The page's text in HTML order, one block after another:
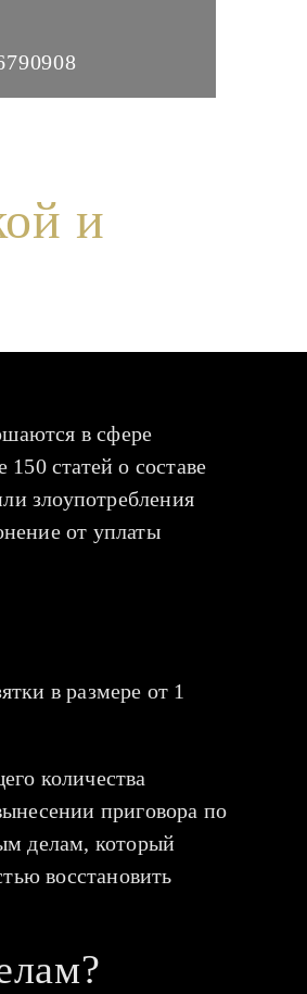
и
в сфере
статей о составе
злоупотребления
от уплаты
в размере от 1
количества
приговора по
делам, который
восстановить